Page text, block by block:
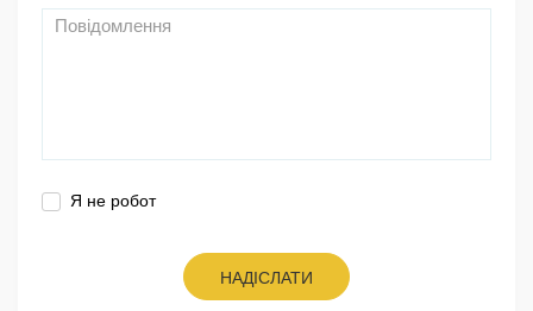
Я не робот
НАДІСЛАТИ